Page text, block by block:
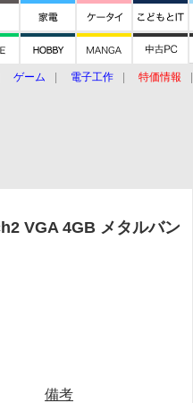
ゲーム 電子工作 特価情報
VGA 4GB メタルバン
備考